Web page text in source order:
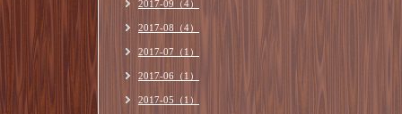
2017-09（4）
2017-08（4）
2017-07（1）
2017-06（1）
2017-05（1）